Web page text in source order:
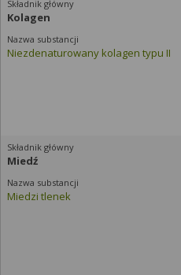
Kolagen
Niezdenaturowany kolagen typu II
Miedź
Miedzi tlenek